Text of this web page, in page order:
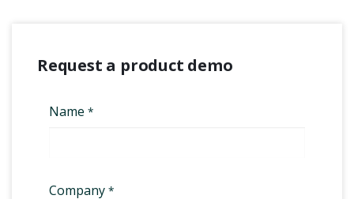
Request a product demo